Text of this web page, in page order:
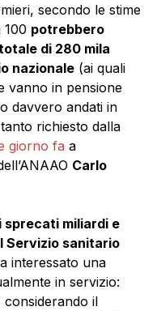
secondo le stime
100 potrebbero
di 280 mila
nazionale (ai quali
vanno in pensione
davvero andati in
richiesto dalla
giorno fa a
Carlo
sprecati miliardi e
Servizio sanitario
interessato una
in servizio:
considerando il